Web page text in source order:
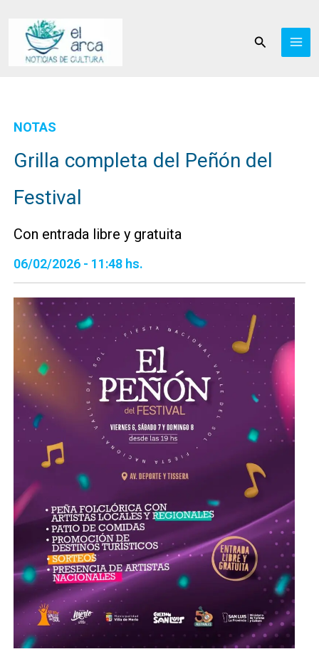
contenido
Buscar
NOTAS
Grilla completa del Peñón del
Festival
Con entrada libre y gratuita
06/02/2026 - 11:48 hs.